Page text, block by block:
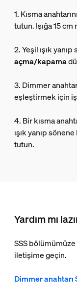
1. Kısma
tutun. Işığa 15 cm
2. Yeşil ışık
açma/kapama
3. Dimmer
eşleştirmek için
4. Bir kısma
ışık yanıp
tutun.
Yardım mı
SSS
iletişime geçin.
Dimmer anahtarı